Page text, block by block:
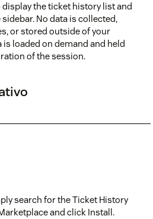
the ticket history list and
No data is collected,
or stored outside of your
loaded on demand and held
of the session.
search for the Ticket History
and click Install.